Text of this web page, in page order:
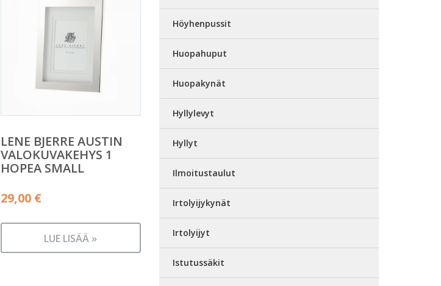
LENE BJERRE AUSTIN
VALOKUVAKEHYS 1
HOPEA SMALL
29,00 €
LUE LISÄÄ »
Höyhenpussit
Huopahuput
Huopakynät
Hyllylevyt
Hyllyt
Ilmoitustaulut
Irtolyijykynät
Irtolyijyt
Istutussäkit